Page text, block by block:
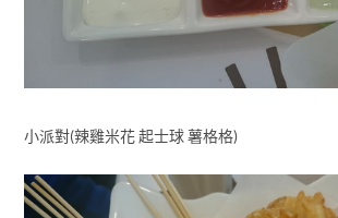
小派對(辣雞米花 起士球 薯格格)